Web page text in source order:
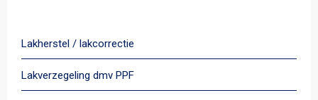
Lakherstel / lakcorrectie
Lakverzegeling dmv PPF